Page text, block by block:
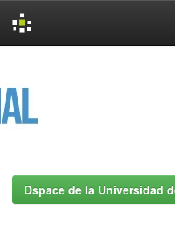
Dspace de la Universidad